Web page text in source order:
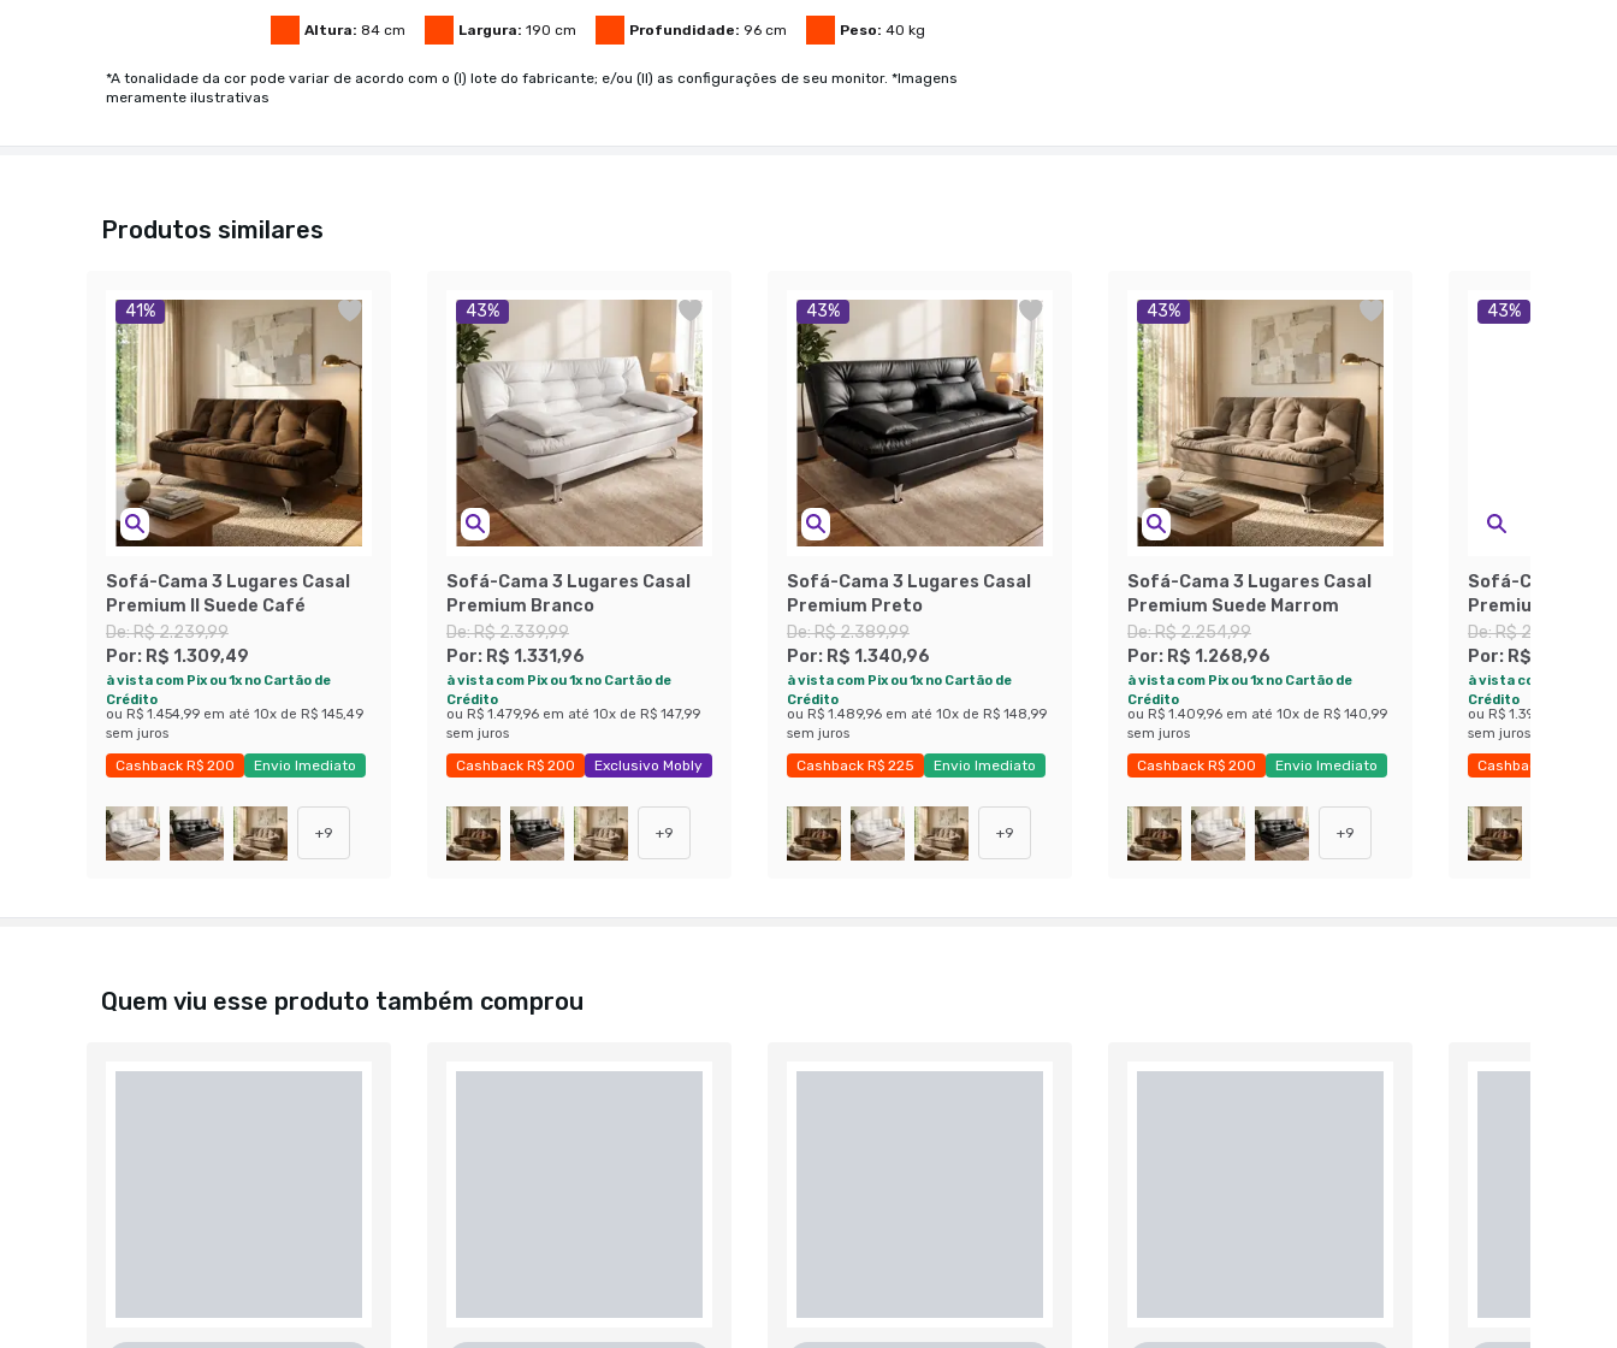
Altura: 84cm Largura: 190 cm Profundidade: 96cm Peso: 40 kg
*A tonalidade da cor pode variar de acordo com o (I) lote do fabricante; e/ou (II) as configurações de seu monitor. *Imagens
meramente ilustrativas
Produtos similares
41%
Sofá-Cama 3 Lugares Casal
Premium II Suede Café
De:R$ 2.239,99
Por: R$ 1.309,49
à vista com Pix ou 1x no Cartão de
Crédito
ou R$ 1.454,99 em até 10x de R$ 145,49
sem juros
Cashback R$ 200
Envio Imediato
+9
43%
Sofá-Cama 3 Lugares Casal
Premium Branco
De:R$ 2.339,99
Por: R$ 1.331,96
à vista com Pix ou 1x no Cartão de
Crédito
ou R$ 1.479,96 em até 10x de R$ 147,99
sem juros
Cashback R$ 200
Exclusivo Mobly
+9
43%
Sofá-Cama 3 Lugares Casal
Premium Preto
De:R$ 2.389,99
Por: R$ 1.340,96
à vista com Pix ou 1x no Cartão de
Crédito
ou R$ 1.489,96 em até 10x de R$ 148,99
sem juros
Cashback R$ 225
Envio Imediato
+9
43%
Sofá-Cama 3 Lugares Casal
Premium Suede Marrom
De:R$ 2.254,99
Por: R$ 1.268,96
à vista com Pix ou 1x no Cartão de
Crédito
ou R$ 1.409,96 em até 10x de R$ 140,99
sem juros
Cashback R$ 200
Envio Imediato
+9
43%
Sofá-Cama 3
Premium Suede
De:R$ 2.239,99
Por: R$ 1.259,96
à vista com Pix ou 1x
Crédito
ou R$ 1.399,96
sem juros
Cashback R$ 200
Quem viu esse produto também comprou